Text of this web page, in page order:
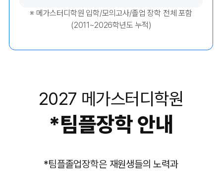
※ 메가스터디학원 입학/모의고사/졸업 장학 전체 포함
(2011~2026학년도 누적)
2027 메가스터디학원
*팀플장학 안내
*팀플졸업장학은 재원생들의 노력과